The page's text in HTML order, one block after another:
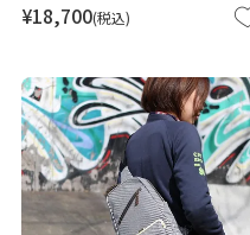
¥18,700 税込